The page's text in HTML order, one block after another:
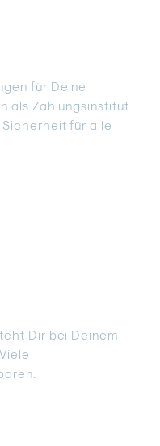
für Deine
als Zahlungsinstitut
für alle
Dir bei Deinem